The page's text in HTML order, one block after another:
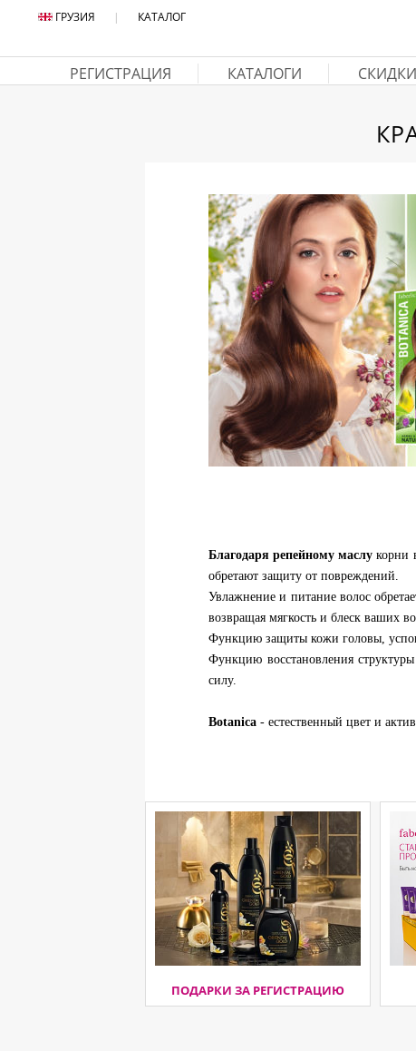
ГРУЗИЯ | КАТАЛОГ
РЕГИСТРАЦИЯ КАТАЛОГИ
Благодаря репейному маслу корни
обретают защиту от повреждений.
Увлажнение и питание волос
возвращая мягкость и блеск ваших
Функцию защиты кожи головы,
Функцию восстановления
силу.
Botanica - естественный цвет и
ПОДАРКИ ЗА РЕГИСТРАЦИЮ